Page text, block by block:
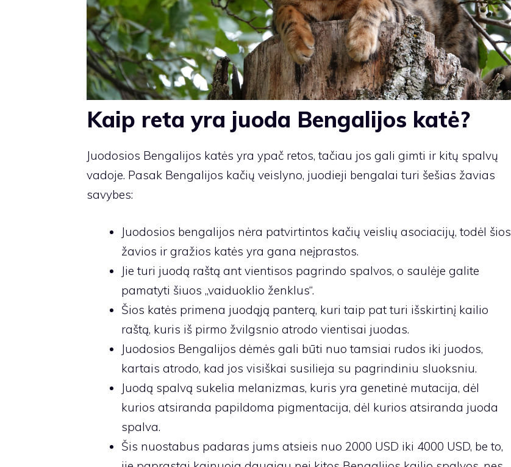
Kaip reta yra juoda Bengalijos katė?
Juodosios Bengalijos katės yra ypač retos, tačiau jos gali gimti ir kitų spalvų
vadoje. Pasak Bengalijos kačių veislyno, juodieji bengalai turi šešias žavias
savybes:
Juodosios bengalijos nėra patvirtintos kačių veislių asociacijų, todėl šios
žavios ir gražios katės yra gana neįprastos.
Jie turi juodą raštą ant vientisos pagrindo spalvos, o saulėje galite
pamatyti šiuos „vaiduoklio ženklus“.
Šios katės primena juodąją panterą, kuri taip pat turi išskirtinį kailio
raštą, kuris iš pirmo žvilgsnio atrodo vientisai juodas.
Juodosios Bengalijos dėmės gali būti nuo tamsiai rudos iki juodos,
kartais atrodo, kad jos visiškai susilieja su pagrindiniu sluoksniu.
Juodą spalvą sukelia melanizmas, kuris yra genetinė mutacija, dėl
kurios atsiranda papildoma pigmentacija, dėl kurios atsiranda juoda
spalva.
Šis nuostabus padaras jums atsieis nuo 2000 USD iki 4000 USD, be to,